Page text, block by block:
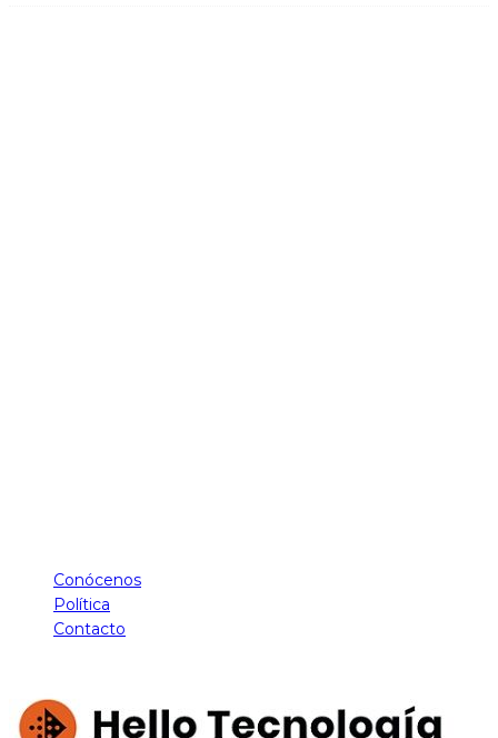
Conócenos
Política
Contacto